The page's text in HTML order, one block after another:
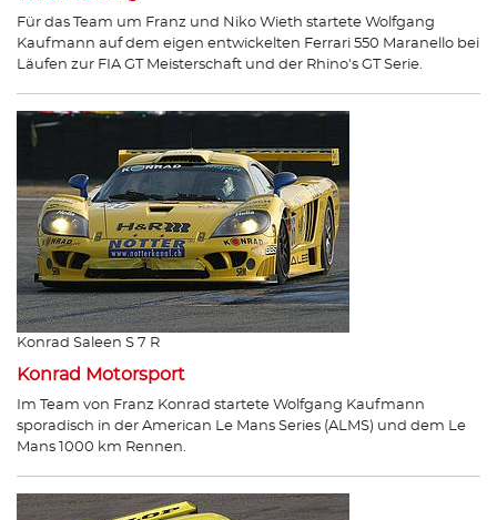
Für das Team um Franz und Niko Wieth startete Wolfgang
Kaufmann auf dem eigen entwickelten Ferrari 550 Maranello bei
Läufen zur FIA GT Meisterschaft und der Rhino's GT Serie.
Konrad Saleen S 7 R
Konrad Motorsport
Im Team von Franz Konrad startete Wolfgang Kaufmann
sporadisch in der American Le Mans Series (ALMS) und dem Le
Mans 1000 km Rennen.